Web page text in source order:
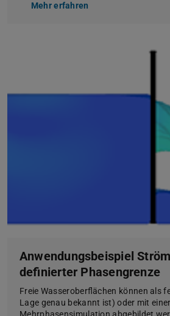
Mehr erfahren
Anwendungsbeispiel
definierter Phasengrenze
Freie Wasseroberflächen können als
Lage genau bekannt ist) oder mit einer
Mehrphasensimulation abgebildet